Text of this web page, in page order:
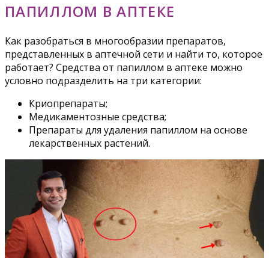
ПАПИЛЛОМ В АПТЕКЕ
Как разобраться в многообразии препаратов,
представленных в аптечной сети и найти то, которое
работает? Средства от папиллом в аптеке можно
условно подразделить на три категории:
Криопрепараты;
Медикаментозные средства;
Препараты для удаления папиллом на основе
лекарственных растений.